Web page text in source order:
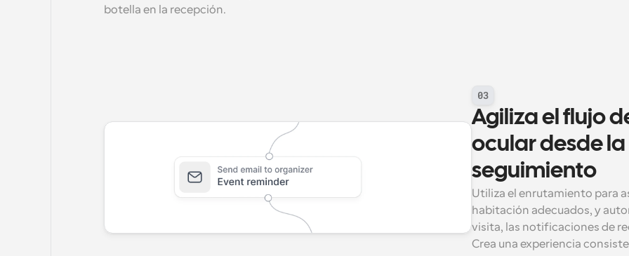
botella en la recepción.
03
Agiliza el flujo
ocular desde
seguimiento
Utiliza el enrutamiento para
habitación adecuados, y
visita, las notificaciones de
Crea una experiencia